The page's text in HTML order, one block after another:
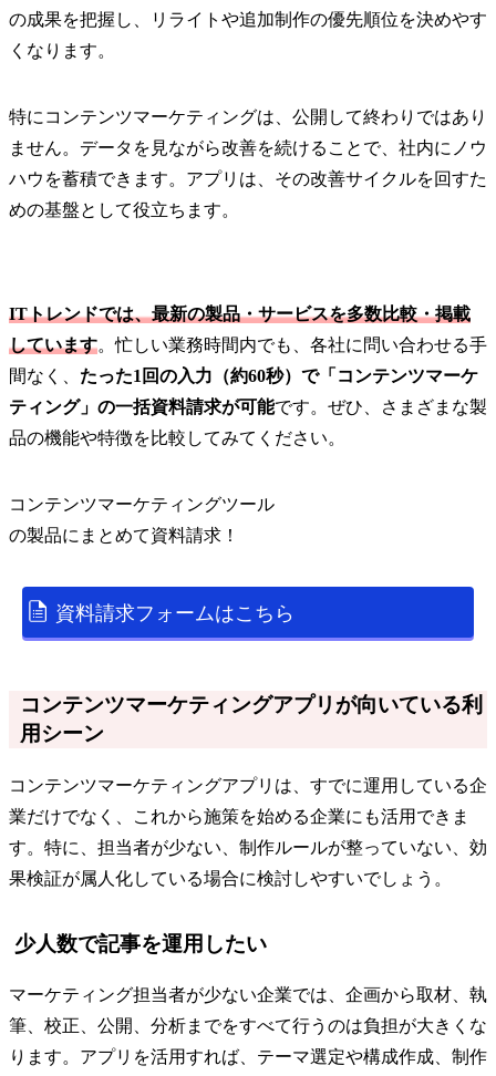
の成果を把握し、リライトや追加制作の優先順位を決めやす
くなります。
特にコンテンツマーケティングは、公開して終わりではあり
ません。データを見ながら改善を続けることで、社内にノウ
ハウを蓄積できます。アプリは、その改善サイクルを回すた
めの基盤として役立ちます。
ITトレンドでは、最新の製品・サービスを多数比較・掲載
しています。忙しい業務時間内でも、各社に問い合わせる手
間なく、 たった1回の入力（約60秒）で「コンテンツマーケ
ティング」の一括資料請求が可能です。ぜひ、さまざまな製
品の機能や特徴を比較してみてください。
コンテンツマーケティングツール
の製品にまとめて資料請求！
資料請求フォームはこちら
コンテンツマーケティングアプリが向いている利
用シーン
コンテンツマーケティングアプリは、すでに運用している企
業だけでなく、これから施策を始める企業にも活用できま
す。特に、担当者が少ない、制作ルールが整っていない、効
果検証が属人化している場合に検討しやすいでしょう。
少人数で記事を運用したい
マーケティング担当者が少ない企業では、企画から取材、執
筆、校正、公開、分析までをすべて行うのは負担が大きくな
ります。アプリを活用すれば、テーマ選定や構成作成、制作